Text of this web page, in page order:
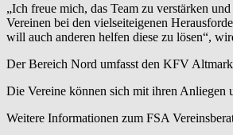
„Ich freue mich, das Team zu verstärken
Vereinen bei den vielseiteigenen
will auch anderen helfen diese zu lösen“,
Der Bereich Nord umfasst den KFV
Die Vereine können sich mit ihren Anliegen
Weitere Informationen zum FSA